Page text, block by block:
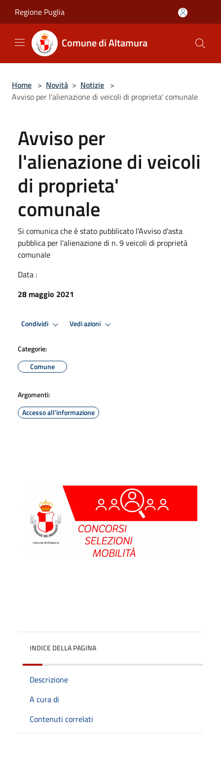
Regione Puglia
Comune di Altamura
Home > Novità > Notizie >
Avviso per l'alienazione di veicoli di proprieta' comunale
Avviso per
l'alienazione di veicoli
di proprieta'
comunale
Si comunica che è stato pubblicato l'Avviso d'asta
pubblica per l'alienazione di n. 9 veicoli di proprietà
comunale
Data :
28 maggio 2021
Condividi Vedi azioni
Categorie:
Comune
Argomenti:
Accesso all'informazione
INDICE DELLA PAGINA
Descrizione
A cura di
Contenuti correlati